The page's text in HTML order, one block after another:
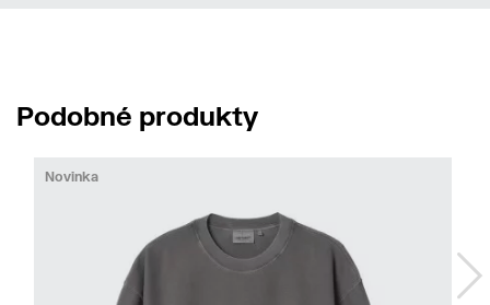
Podobné produkty
Novinka